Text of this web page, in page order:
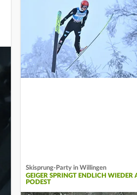
Skisprung-Party in Willingen
GEIGER SPRINGT ENDLICH WIEDER
PODEST